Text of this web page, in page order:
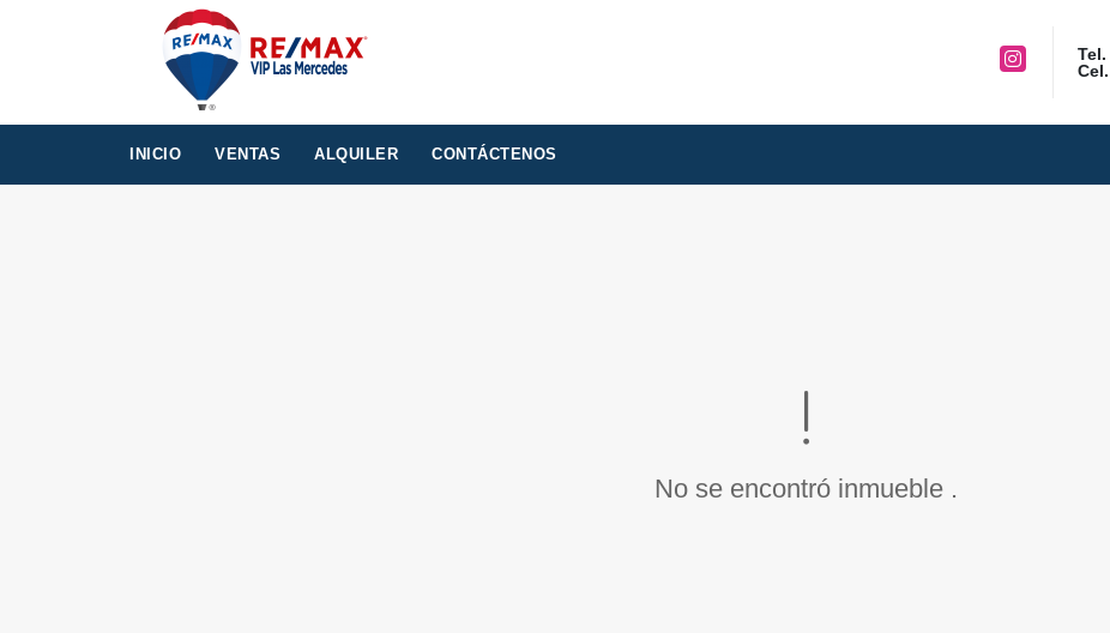
Instagram Tel.
Cel.
INICIO VENTAS ALQUILER CONTÁCTENOS
No se encontró inmueble .